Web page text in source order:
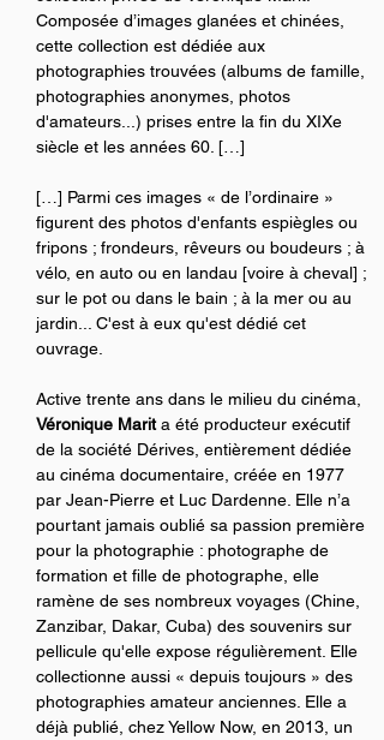
Composée d’images glanées et chinées,
cette collection est dédiée aux
photographies trouvées (albums de famille,
photographies anonymes, photos
d'amateurs...) prises entre la fin du XIXe
siècle et les années 60. […]
[…] Parmi ces images « de l’ordinaire »
figurent des photos d'enfants espiègles ou
fripons ; frondeurs, rêveurs ou boudeurs ; à
vélo, en auto ou en landau [voire à cheval] ;
sur le pot ou dans le bain ; à la mer ou au
jardin... C'est à eux qu'est dédié cet
ouvrage.
Active trente ans dans le milieu du cinéma,
Véronique Marit a été producteur exécutif
de la société Dérives, entièrement dédiée
au cinéma documentaire, créée en 1977
par Jean-Pierre et Luc Dardenne. Elle n’a
pourtant jamais oublié sa passion première
pour la photographie : photographe de
formation et fille de photographe, elle
ramène de ses nombreux voyages (Chine,
Zanzibar, Dakar, Cuba) des souvenirs sur
pellicule qu'elle expose régulièrement. Elle
collectionne aussi « depuis toujours » des
photographies amateur anciennes. Elle a
déjà publié, chez Yellow Now, en 2013, un